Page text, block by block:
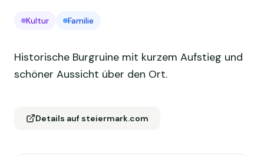
Kultur Familie
Historische Burgruine mit kurzem Aufstieg und
schöner Aussicht über den Ort.
Details auf steiermark.com